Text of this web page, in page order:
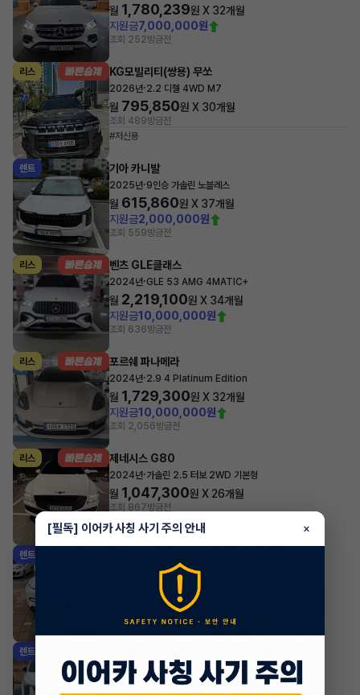
월 1,780,239원 X 32개월
지원금7,000,000원
조회 252방금전
리스 KG모빌리티(쌍용) 무쏘
2026년·2.2 디젤 4WD M7
월 795,850원 X 30개월
조회 489방금전
#저신용
렌트 기아 카니발
2025년·9인승 가솔린 노블레스
월 615,860원 X 37개월
지원금2,000,000원
조회 559방금전
리스 벤츠 GLE클래스
2024년·GLE 53 AMG 4MATIC+
월 2,219,100원 X 34개월
지원금10,000,000원
조회 636방금전
리스 포르쉐 파나메라
2024년·2.9 4 Platinum Edition
월 1,729,300원 X 32개월
지원금10,000,000원
조회 2,056방금전
리스 제네시스 G80
2024년·가솔린 2.5 터보 2WD 기본형
월 1,047,300원 X 26개월
조회 867방금전
렌트
롱 레인지 에어
579,920원 X
1,000,000원
조회 7,242방금전
렌트
2025년 2.2 디젤 4WD 5인승 시그니처 그래비티
월 744,700원 X42개월
[필독] 이어카 사칭 사기 주의 안내 ×